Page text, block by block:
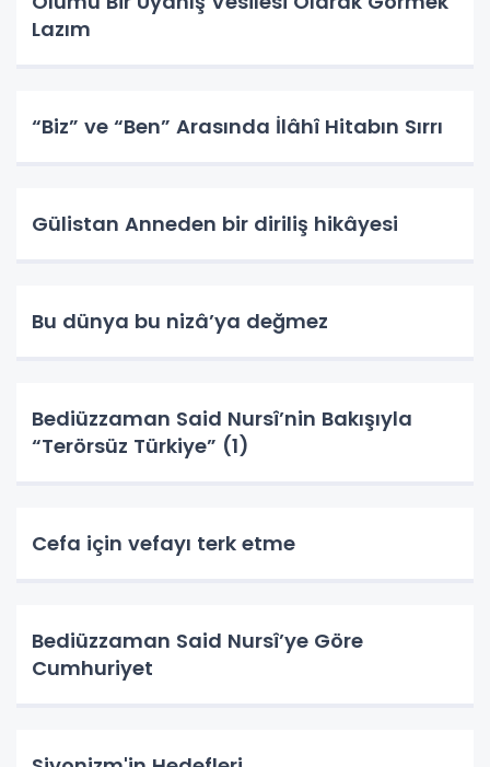
Lazım
“Biz” ve “Ben” Arasında İlâhî Hitabın Sırrı
Gülistan Anneden bir diriliş hikâyesi
Bu dünya bu nizâ’ya değmez
Bediüzzaman Said Nursî’nin Bakışıyla
“Terörsüz Türkiye” (1)
Cefa için vefayı terk etme
Bediüzzaman Said Nursî’ye Göre
Cumhuriyet